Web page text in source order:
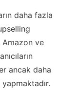
daha fazla
Amazon ve
ancak daha